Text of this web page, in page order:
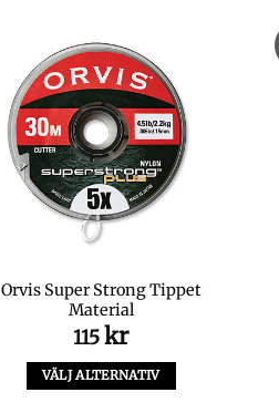
Orvis Super Strong Tippet
Material
115kr
VÄLJ ALTERNATIV